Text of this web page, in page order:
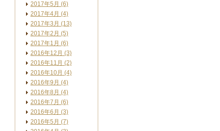
2017年5月 (6)
2017年4月 (4)
2017年3月 (13)
2017年2月 (5)
2017年1月 (6)
2016年12月 (3)
2016年11月 (2)
2016年10月 (4)
2016年9月 (4)
2016年8月 (4)
2016年7月 (6)
2016年6月 (3)
2016年5月 (7)